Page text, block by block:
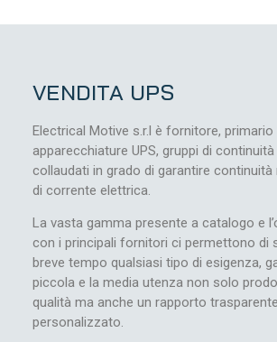
VENDITA UPS​
Electrical Motive s.r.l è fornitore,
apparecchiature UPS, gruppi di
collaudati in grado di garantire continuità
di corrente elettrica.
La vasta gamma presente a catalogo e
con i principali fornitori ci permettono di
breve tempo qualsiasi tipo di esigenza,
piccola e la media utenza non solo
qualità ma anche un rapporto
personalizzato.